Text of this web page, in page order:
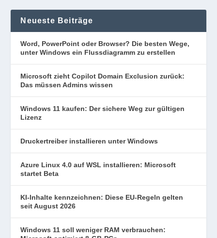
Neueste Beiträge
Word, PowerPoint oder Browser? Die besten Wege,
unter Windows ein Flussdiagramm zu erstellen
Microsoft zieht Copilot Domain Exclusion zurück:
Das müssen Admins wissen
Windows 11 kaufen: Der sichere Weg zur gültigen
Lizenz
Druckertreiber installieren unter Windows
Azure Linux 4.0 auf WSL installieren: Microsoft
startet Beta
KI-Inhalte kennzeichnen: Diese EU-Regeln gelten
seit August 2026
Windows 11 soll weniger RAM verbrauchen: